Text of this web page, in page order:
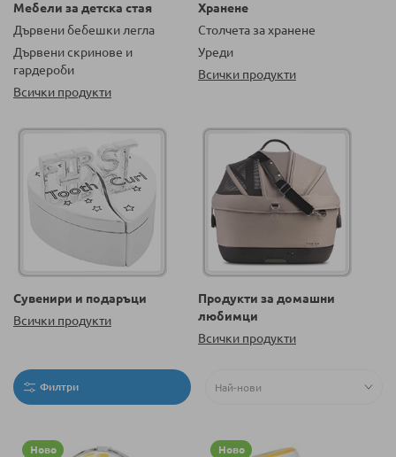
Мебели за детска стая
Дървени бебешки легла
Дървени скринове и
гардероби
Всички продукти
Хранене
Столчета за хранене
Уреди
Всички продукти
Сувенири и подаръци
Всички продукти
Продукти за домашни
любимци
Всички продукти
Филтри
Ново Ново